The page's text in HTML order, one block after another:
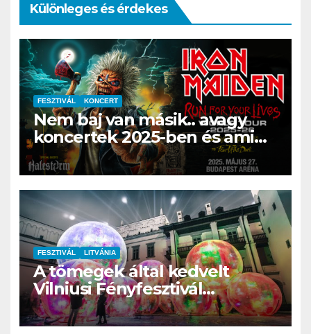
Különleges és érdekes
FESZTIVÁL KONCERT
Nem baj van másik.. avagy
koncertek 2025-ben és ami
még maradt a 2024-es évből
FESZTIVÁL LITVÁNIA
A tömegek által kedvelt
Vilniusi Fényfesztivál
futurisztikus megvilágítású
művészettel tér vissza